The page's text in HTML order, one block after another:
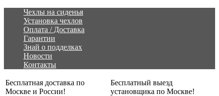
Чехлы на сиденья
Установка чехлов
Оплата / Доставка
Гарантии
Знай о подделках
Новости
Контакты
Бесплатная доставка по
Москве и России!
Бесплатный выезд
установщика по Москве!